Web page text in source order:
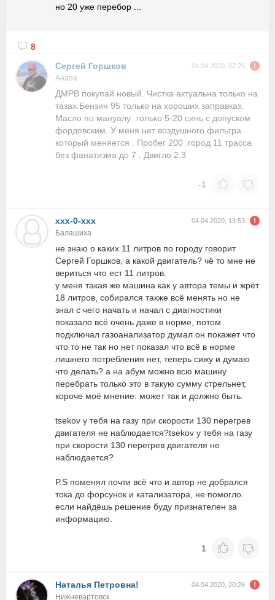
но 20 уже перебор ...
8
Сергей Горшков
04.04.2020, 07:29
Анапа
ДМРВ покупай новый. Чистка актуальна только на
тазах.Бензин 95 только на хороших заправках.
Масло по мануалу .только 5-20 синь с допуском
фордовским. У меня нет воздушного фильтра
который меняется . Пробег 200 .город 11 трасса
без фанатизма до 7 . Двигло 2.3
-1
xxx-0-xxx 04.04.2020, 13:53
Балашиха
не знаю о каких 11 литров по городу говорит
Сергей Горшков, а какой двигатель? чё то мне не
вериться что ест 11 литров.
у меня такая же машина как у автора темы и жрёт
18 литров, собирался также всё менять но не
знал с чего начать и начал с диагностики
показало всё очень даже в норме, потом
подключал газоанализатор думал он покажет что
что то не так но нет показал что всё в норме
лишнего потребления нет, теперь сижу и думаю
что делать? а на абум можно всю машину
перебрать только это в такую сумму стрельнет,
короче моё мнение: может так и должно быть.
tsekov у тебя на газу при скорости 130 перегрев
двигателя не наблюдается?tsekov у тебя на газу
при скорости 130 перегрев двигателя не
наблюдается?
P.S поменял почти всё что и автор не добрался
тока до форсунок и катализатора, не помогло.
если найдёшь решение буду признателен за
информацию.
1
Наталья Петровна! 04.04.2020, 20:26
Нижневартовск